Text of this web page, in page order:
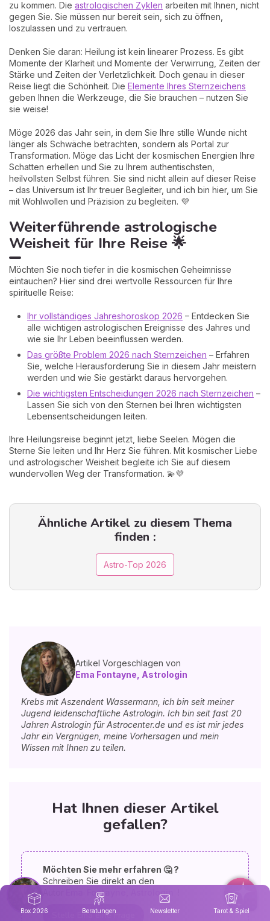
zu kommen. Die astrologischen Zyklen arbeiten mit Ihnen, nicht
gegen Sie. Sie müssen nur bereit sein, sich zu öffnen,
loszulassen und zu vertrauen.
Denken Sie daran: Heilung ist kein linearer Prozess. Es gibt
Momente der Klarheit und Momente der Verwirrung, Zeiten der
Stärke und Zeiten der Verletzlichkeit. Doch genau in dieser
Reise liegt die Schönheit. Die Elemente Ihres Sternzeichens
geben Ihnen die Werkzeuge, die Sie brauchen – nutzen Sie
sie weise!
Möge 2026 das Jahr sein, in dem Sie Ihre stille Wunde nicht
länger als Schwäche betrachten, sondern als Portal zur
Transformation. Möge das Licht der kosmischen Energien Ihre
Schatten erhellen und Sie zu Ihrem authentischsten,
heilvollsten Selbst führen. Sie sind nicht allein auf dieser Reise
– das Universum ist Ihr treuer Begleiter, und ich bin hier, um Sie
mit Wohlwollen und Präzision zu begleiten. 💜
Weiterführende astrologische
Weisheit für Ihre Reise 🌟
Möchten Sie noch tiefer in die kosmischen Geheimnisse
eintauchen? Hier sind drei wertvolle Ressourcen für Ihre
spirituelle Reise:
Ihr vollständiges Jahreshoroskop 2026 – Entdecken Sie
alle wichtigen astrologischen Ereignisse des Jahres und
wie sie Ihr Leben beeinflussen werden.
Das größte Problem 2026 nach Sternzeichen – Erfahren
Sie, welche Herausforderung Sie in diesem Jahr meistern
werden und wie Sie gestärkt daraus hervorgehen.
Die wichtigsten Entscheidungen 2026 nach Sternzeichen –
Lassen Sie sich von den Sternen bei Ihren wichtigsten
Lebensentscheidungen leiten.
Ihre Heilungsreise beginnt jetzt, liebe Seelen. Mögen die
Sterne Sie leiten und Ihr Herz Sie führen. Mit kosmischer Liebe
und astrologischer Weisheit begleite ich Sie auf diesem
wundervollen Weg der Transformation. 💫💜
Ähnliche Artikel zu diesem Thema
finden :
Astro-Top 2026
Artikel Vorgeschlagen von
Ema Fontayne, Astrologin
Krebs mit Aszendent Wassermann, ich bin seit meiner
Jugend leidenschaftliche Astrologin. Ich bin seit fast 20
Jahren Astrologin für Astrocenter.de und es ist mir jedes
Jahr ein Vergnügen, meine Vorhersagen und mein
Wissen mit Ihnen zu teilen.
Hat Ihnen dieser Artikel
gefallen?
Möchten Sie mehr erfahren 🤔 ?
Schreiben Sie direkt an den
Fontayne, Astrologin
Stelle Ema eine Frage
Box 2026 Beratungen Newsletter Tarot & Spiel